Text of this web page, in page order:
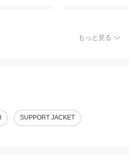
もっと見る
SUPPORT JACKET